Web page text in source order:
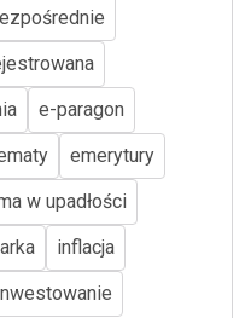
e-paragon
emerytury
w upadłości
inflacja